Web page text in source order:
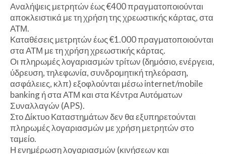
Αναλήψεις μετρητών έως €400 πραγματοποιούνται
αποκλειστικά με τη χρήση της χρεωστικής κάρτας, στα
ΑΤΜ.
Καταθέσεις μετρητών έως €1.000 πραγματοποιούνται
στα ΑΤΜ με τη χρήση χρεωστικής κάρτας.
Οι πληρωμές λογαριασμών τρίτων (δημόσιο, ενέργεια,
ύδρευση, τηλεφωνία, συνδρομητική τηλεόραση,
ασφάλειες, κλπ) εξοφλούνται μέσω internet/mobile
banking ή στα ΑΤΜ και στα Κέντρα Αυτόματων
Συναλλαγών (APS).
Στο Δίκτυο Καταστημάτων δεν θα εξυπηρετούνται
πληρωμές λογαριασμών με χρήση μετρητών στο
ταμείο.
Η ενημέρωση λογαριασμών (κινήσεων και